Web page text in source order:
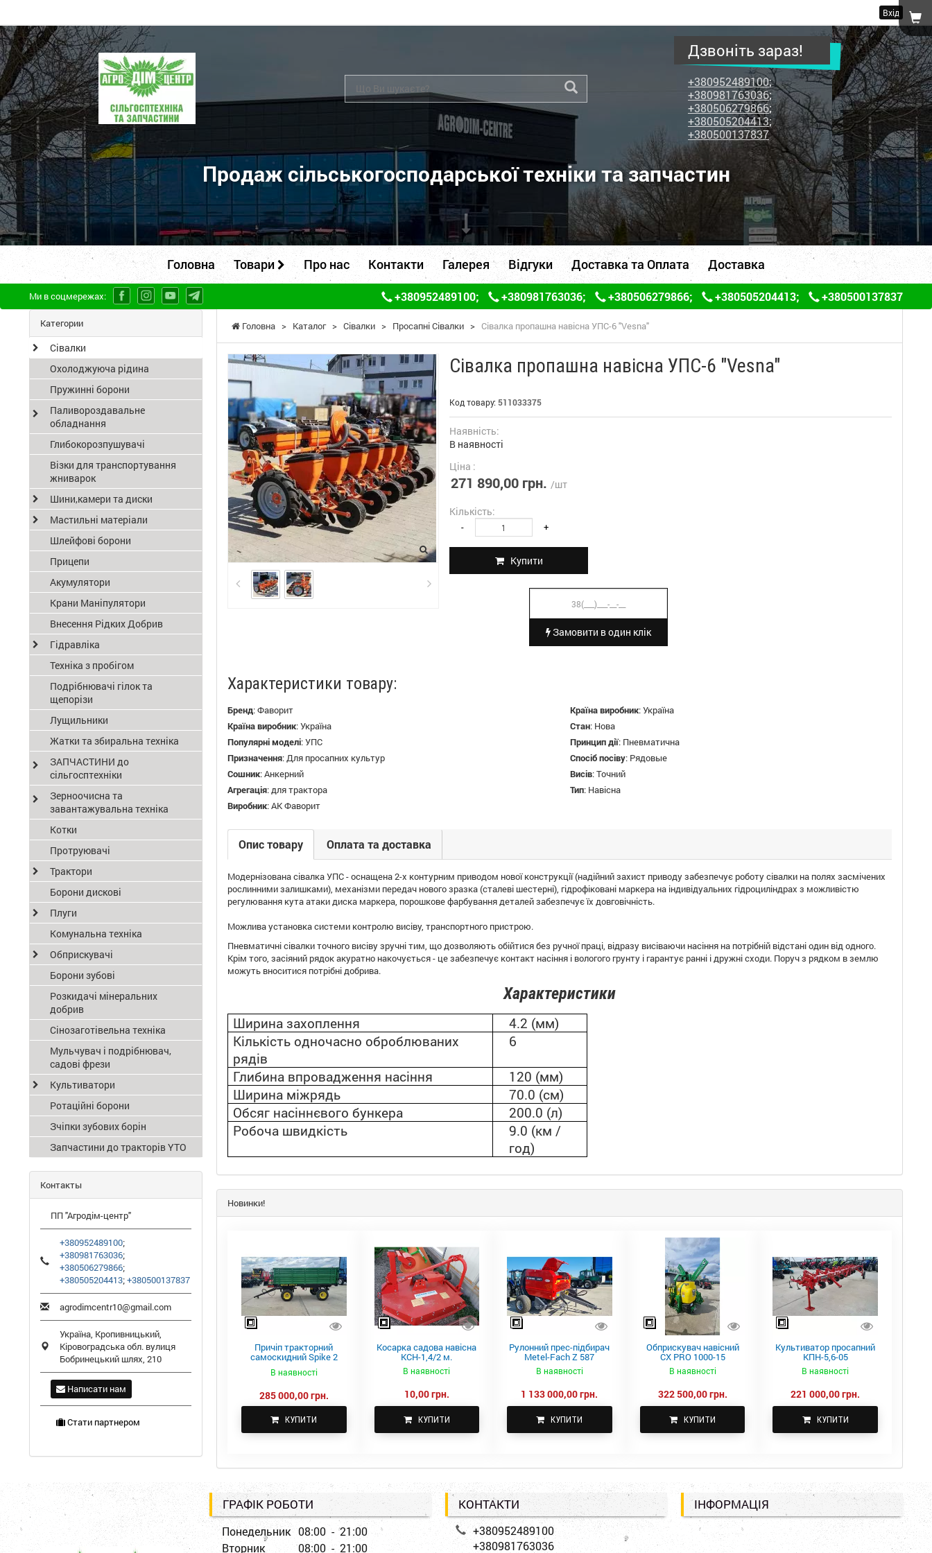
Вхід
ПП
"Агродім-
центр"
-
продаж
сільськогосподарської
техніки
та
запчастин
Дзвоніть зараз!
+380952489100;
+380981763036;
+380506279866;
+380505204413;
+380500137837
Продаж сільськогосподарської техніки та запчастин
Головна Товари Про нас Контакти Галерея Відгуки Доставка та Оплата Доставка
Ми в соцмережах: +380952489100; +380981763036; +380506279866; +380505204413; +380500137837
Головна > Каталог > Сівалки > Просапні Сівалки > Сівалка пропашна навісна УПС-6 "Vesna"
Сівалка пропашна навісна УПС-6 "Vesna"
Код товару: 511033375
Наявність:
В наявності
Ціна :
271 890,00 грн. /шт
Кількість:
- +
Купити
Замовити в один клік
Характеристики товару:
Бренд:Фаворит Країна виробник:Україна
Країна виробник:Україна Стан: Нова
Популярні моделі:УПС Принцип дії: Пневматична
Призначення:Для просапних культур Спосіб посіву: Рядовые
Сошник:Анкерний Висів:Точний
Агрегація:для трактора Тип: Навісна
Виробник:АК Фаворит
Опис товару Оплата та доставка
Модернізована сівалка УПС - оснащена 2-х контурним приводом нової конструкції (надійний захист приводу забезпечує роботу сівалки на полях засмічених
рослинними залишками), механізми передач нового зразка (сталеві шестерні), гідрофіковані маркера на індивідуальних гідроциліндрах з можливістю
регулювання кута атаки диска маркера, порошкове фарбування деталей забезпечує їх довговічність.
Можлива установка системи контролю висіву, транспортного пристрою.
Пневматичні сівалки точного висіву зручні тим, що дозволяють обійтися без ручної праці, відразу висіваючи насіння на потрібній відстані один від одного.
Крім того, засіяний рядок акуратно накочується - це забезпечує контакт насіння і вологого грунту і гарантує ранні і дружні сходи. Поруч з рядком в землю
можуть вноситися потрібні добрива.
Характеристики
Ширина захоплення
4.2 (мм)
Кількість одночасно оброблюваних
рядів
6
Глибина впровадження насіння
120 (мм)
Ширина міжрядь
70.0 (см)
Обсяг насіннєвого бункера
200.0 (л)
Робоча швидкість
9.0 (км /
год)
Новинки!
Причіп тракторний
самоскидний Spike 2
В наявності
285 000,00 грн.
КУПИТИ
Косарка садова навісна
КСН-1,4/2 м.
В наявності
10,00 грн.
КУПИТИ
Рулонний прес-підбирач
Metel-Fach Z 587
В наявності
1 133 000,00 грн.
КУПИТИ
Обприскувач навісний
CX PRO 1000-15
В наявності
322 500,00 грн.
КУПИТИ
Культиватор просапний
КПН-5,6-05
В наявності
221 000,00 грн.
КУПИТИ
Категории
Сівалки
Охолоджуюча рідина
Пружинні борони
Паливороздавальне
обладнання
Глибокорозпушувачі
Візки для транспортування
жниварок
Шини,камери та диски
Мастильні матеріали
Шлейфові борони
Прицепи
Акумулятори
Крани Маніпулятори
Внесення Рідких Добрив
Гідравліка
Техніка з пробігом
Подрібнювачі гілок та
щепорізи
Лущильники
Жатки та збиральна техніка
ЗАПЧАСТИНИ до
сільгосптехніки
Зерноочисна та
завантажувальна техніка
Котки
Протруювачі
Трактори
Борони дискові
Плуги
Комунальна техніка
Обприскувачі
Борони зубові
Розкидачі мінеральних
добрив
Сінозаготівельна техніка
Мульчувач і подрібнювач,
садові фрези
Культиватори
Ротаційні борони
Зчіпки зубових борін
Запчастини до тракторів YTO
Контакты
ПП "Агродім-центр"
+380952489100;
+380981763036;
+380506279866;
+380505204413;+380500137837
agrodimcentr10@gmail.com
Україна, Кропивницький,
Кіровоградська обл. вулиця
Бобринецький шлях, 210
Написати нам
Стати партнером
ГРАФІК РОБОТИ
Понедельник 08:00 - 21:00
Вторник
08:00 - 21:00
КОНТАКТИ
+380952489100
+380981763036
ІНФОРМАЦІЯ